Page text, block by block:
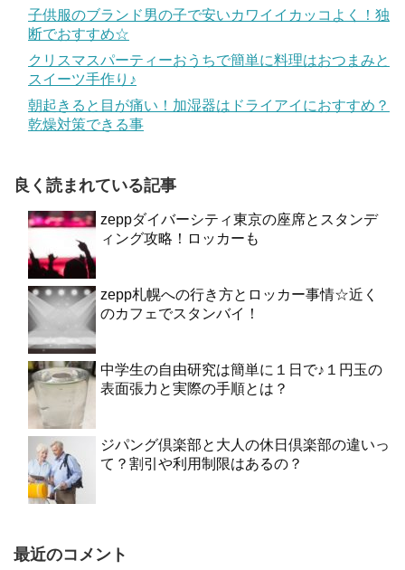
子供服のブランド男の子で安いカワイイカッコよく！独
断でおすすめ☆
クリスマスパーティーおうちで簡単に料理はおつまみと
スイーツ手作り♪
朝起きると目が痛い！加湿器はドライアイにおすすめ？
乾燥対策できる事
良く読まれている記事
zeppダイバーシティ東京の座席とスタンデ
ィング攻略！ロッカーも
zepp札幌への行き方とロッカー事情☆近く
のカフェでスタンバイ！
中学生の自由研究は簡単に１日で♪１円玉の
表面張力と実際の手順とは？
ジパング倶楽部と大人の休日倶楽部の違いっ
て？割引や利用制限はあるの？
最近のコメント